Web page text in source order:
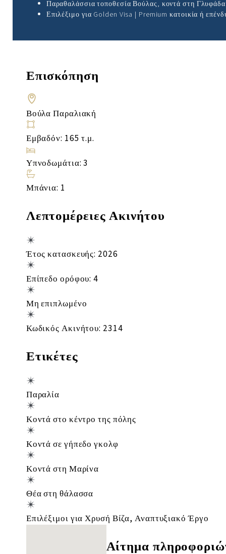
Παραθαλάσσια τοποθεσία Βούλας, κοντά στη Γλυφάδα
Επιλέξιμο για Golden Visa | Premium κατοικία ή
Επισκόπηση
Βούλα Παραλιακή
Εμβαδόν: 165 τ.μ.
Υπνοδωμάτια: 3
Μπάνια: 1
Λεπτομέρειες Ακινήτου
Έτος κατασκευής: 2026
Επίπεδο ορόφου: 4
Μη επιπλωμένο
Κωδικός Ακινήτου: 2314
Ετικέτες
Παραλία
Κοντά στο κέντρο της πόλης
Κοντά σε γήπεδο γκολφ
Κοντά στη Μαρίνα
Θέα στη θάλασσα
Επιλέξιμοι για Χρυσή Βίζα, Αναπτυξιακό Έργο
Αίτημα